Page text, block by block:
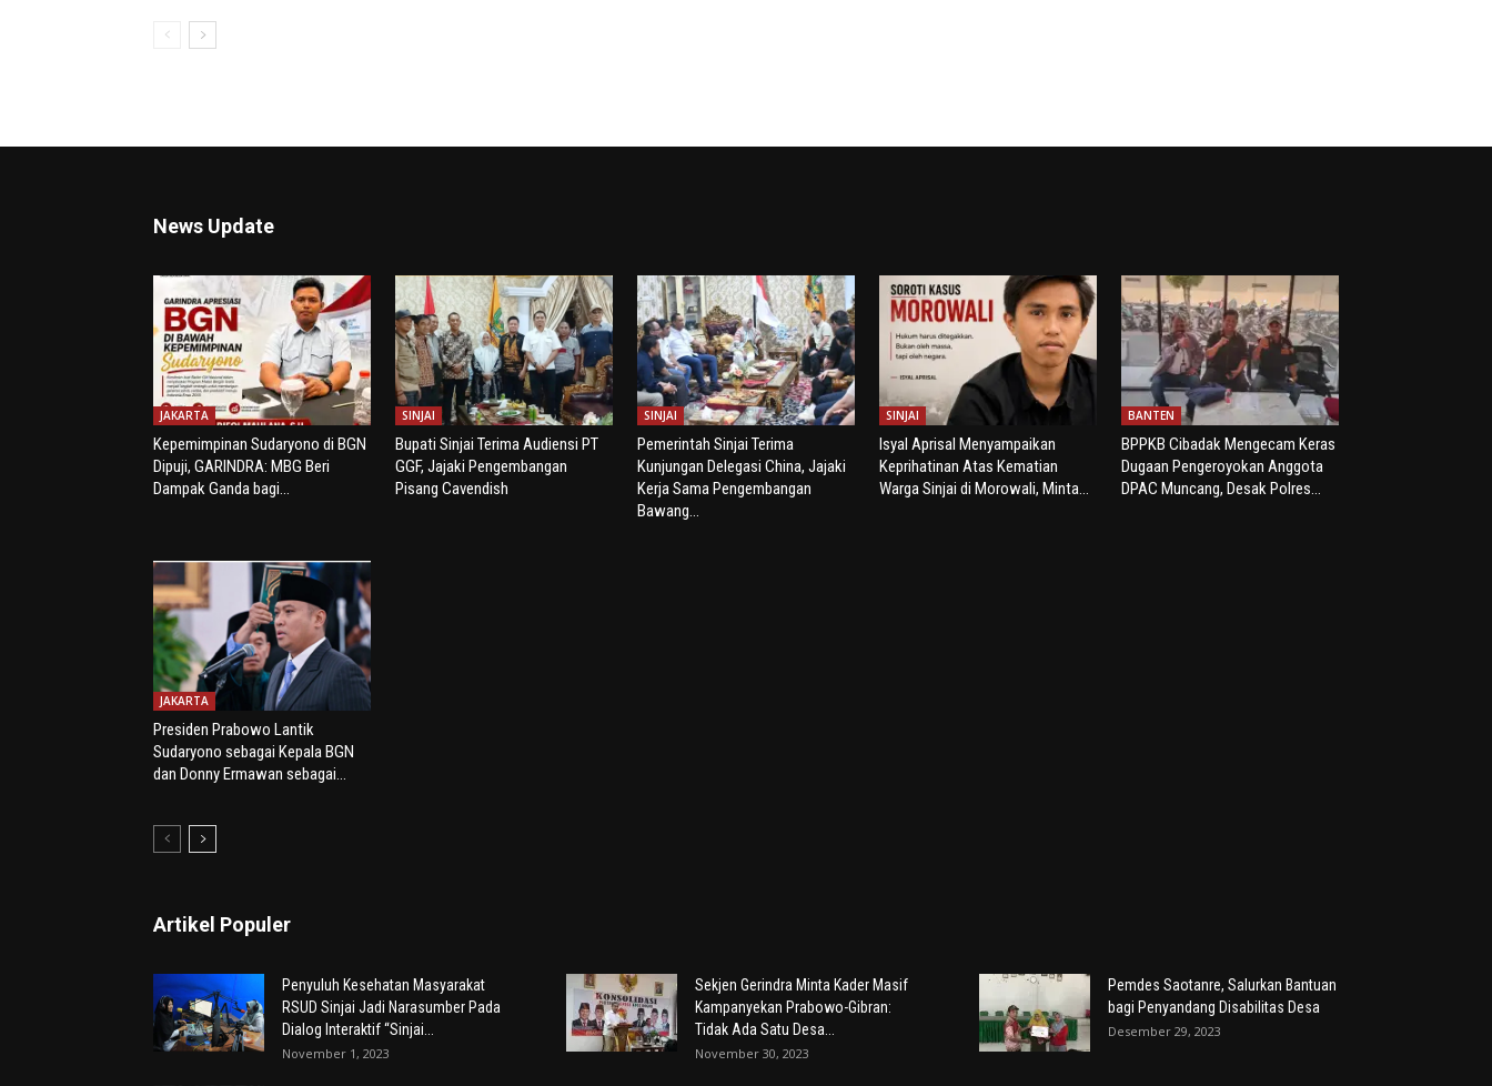
News Update
JAKARTA
Kepemimpinan Sudaryono di BGN
Dipuji, GARINDRA: MBG Beri
Dampak Ganda bagi...
SINJAI
Bupati Sinjai Terima Audiensi PT
GGF, Jajaki Pengembangan
Pisang Cavendish
SINJAI
Pemerintah Sinjai Terima
Kunjungan Delegasi China, Jajaki
Kerja Sama Pengembangan
Bawang...
SINJAI
Isyal Aprisal Menyampaikan
Keprihatinan Atas Kematian
Warga Sinjai di Morowali, Minta...
BANTEN
BPPKB Cibadak Mengecam Keras
Dugaan Pengeroyokan Anggota
DPAC Muncang, Desak Polres...
JAKARTA
Presiden Prabowo Lantik
Sudaryono sebagai Kepala BGN
dan Donny Ermawan sebagai...
Artikel Populer
Penyuluh Kesehatan Masyarakat
RSUD Sinjai Jadi Narasumber Pada
Dialog Interaktif “Sinjai...
November 1, 2023
Sekjen Gerindra Minta Kader Masif
Kampanyekan Prabowo-Gibran:
Tidak Ada Satu Desa...
November 30, 2023
Pemdes Saotanre, Salurkan Bantuan
bagi Penyandang Disabilitas Desa
Desember 29, 2023